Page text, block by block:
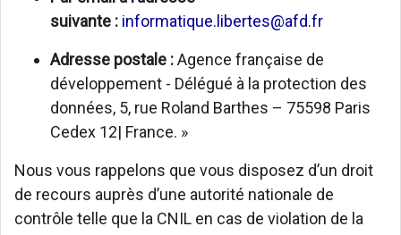
suivante : informatique.libertes@afd.fr
Adresse postale :Agence française de
développement - Délégué à la protection des
données, 5, rue Roland Barthes – 75598 Paris
Cedex 12| France. »
Nous vous rappelons que vous disposez d’un droit
de recours auprès d’une autorité nationale de
contrôle telle que la CNIL en cas de violation de la